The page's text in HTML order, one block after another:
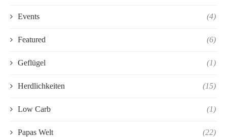
Events (4)
Featured (6)
Geflügel (1)
Herdlichkeiten (15)
Low Carb (1)
Papas Welt (22)